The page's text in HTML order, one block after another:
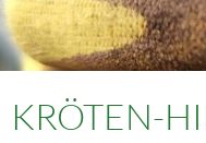
KRÖTEN-